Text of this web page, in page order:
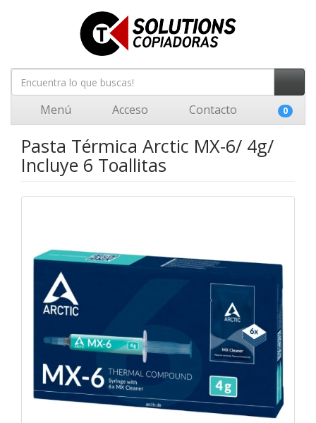
Menú Acceso Contacto 0
Pasta Térmica Arctic MX-6/ 4g/
Incluye 6 Toallitas